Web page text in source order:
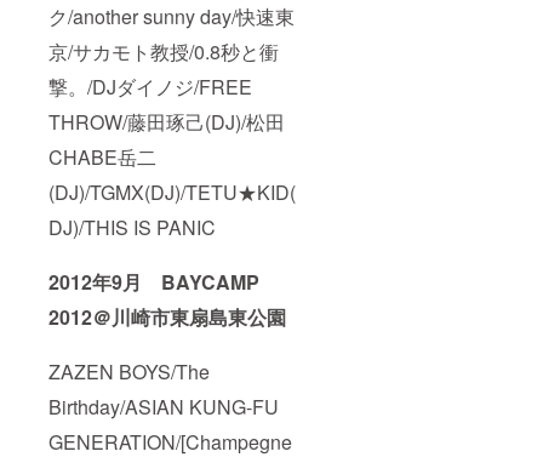
ク/another sunny day/快速東
京/サカモト教授/0.8秒と衝
撃。/DJダイノジ/FREE
THROW/藤田琢己(DJ)/松田
CHABE岳二
(DJ)/TGMX(DJ)/TETU★KID(
DJ)/THIS IS PANIC
2012年9月 BAYCAMP
2012＠川崎市東扇島東公園
ZAZEN BOYS/The
Birthday/ASIAN KUNG-FU
GENERATION/[Champegne